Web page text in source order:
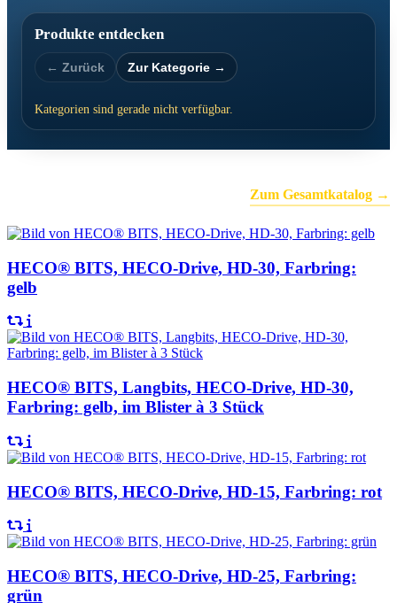
Produkte entdecken
← Zurück Zur Kategorie →
Kategorien sind gerade nicht verfügbar.
Zum Gesamtkatalog →
HECO® BITS, HECO-Drive, HD-30, Farbring:
gelb
HECO® BITS, Langbits, HECO-Drive, HD-30,
Farbring: gelb, im Blister à 3 Stück
HECO® BITS, HECO-Drive, HD-15, Farbring: rot
HECO® BITS, HECO-Drive, HD-25, Farbring:
grün